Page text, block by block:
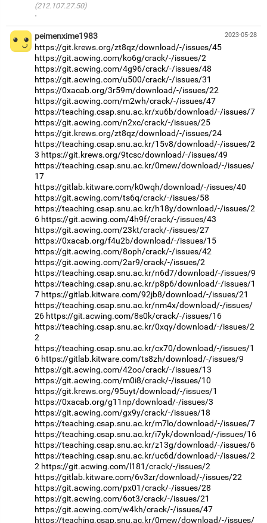
(212.107.27.50)
·
2023-05-28
peimenxime1983
https://git.krews.org/zt8qz/download/-/issues/45
https://git.acwing.com/ko6g/crack/-/issues/2
https://git.acwing.com/4g96/crack/-/issues/48
https://git.acwing.com/u500/crack/-/issues/31
https://0xacab.org/3r59m/download/-/issues/22
https://git.acwing.com/m2wh/crack/-/issues/47
https://teaching.csap.snu.ac.kr/xu6b/download/-/issues/7
https://git.acwing.com/n2xc/crack/-/issues/25
https://git.krews.org/zt8qz/download/-/issues/24
https://teaching.csap.snu.ac.kr/15v8/download/-/issues/2
3 https://git.krews.org/9tcsc/download/-/issues/49
https://teaching.csap.snu.ac.kr/0mew/download/-/issues/
17
https://gitlab.kitware.com/k0wqh/download/-/issues/40
https://git.acwing.com/ts6q/crack/-/issues/58
https://teaching.csap.snu.ac.kr/h18y/download/-/issues/2
6 https://git.acwing.com/4h9f/crack/-/issues/43
https://git.acwing.com/23kt/crack/-/issues/27
https://0xacab.org/f4u2b/download/-/issues/15
https://git.acwing.com/8oph/crack/-/issues/42
https://git.acwing.com/2ar9/crack/-/issues/2
https://teaching.csap.snu.ac.kr/n6d7/download/-/issues/9
https://teaching.csap.snu.ac.kr/p8p6/download/-/issues/1
7 https://gitlab.kitware.com/92jb8/download/-/issues/21
https://teaching.csap.snu.ac.kr/nm4x/download/-/issues/
26 https://git.acwing.com/8s0k/crack/-/issues/16
https://teaching.csap.snu.ac.kr/0xqy/download/-/issues/2
2
https://teaching.csap.snu.ac.kr/cx70/download/-/issues/1
6 https://gitlab.kitware.com/ts8zh/download/-/issues/9
https://git.acwing.com/42oo/crack/-/issues/13
https://git.acwing.com/m0i8/crack/-/issues/10
https://git.krews.org/95uyt/download/-/issues/1
https://0xacab.org/g11np/download/-/issues/3
https://git.acwing.com/gx9y/crack/-/issues/18
https://teaching.csap.snu.ac.kr/m7lo/download/-/issues/7
https://teaching.csap.snu.ac.kr/i7yk/download/-/issues/16
https://teaching.csap.snu.ac.kr/z13g/download/-/issues/6
https://teaching.csap.snu.ac.kr/uc6d/download/-/issues/2
2 https://git.acwing.com/l181/crack/-/issues/2
https://gitlab.kitware.com/6v3zr/download/-/issues/22
https://git.acwing.com/px01/crack/-/issues/28
https://git.acwing.com/6ot3/crack/-/issues/21
https://git.acwing.com/w4kh/crack/-/issues/47
https://teaching.csap.snu.ac.kr/0mew/download/-/issues/